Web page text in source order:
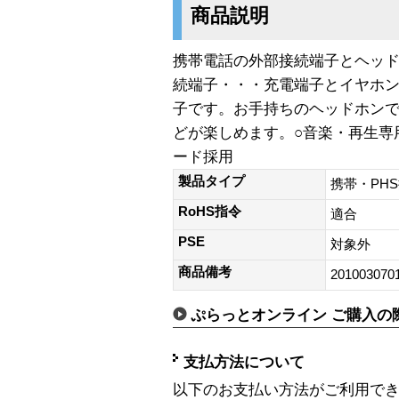
商品説明
携帯電話の外部接続端子とヘッ
続端子・・・充電端子とイヤホ
子です。お手持ちのヘッドホン
どが楽しめます。○音楽・再生
ード採用
製品タイプ
携帯・
RoHS指令
適合
PSE
対象外
商品備考
ぷらっとオンライン ご購入の
支払方法について
以下のお支払い方法がご利用で